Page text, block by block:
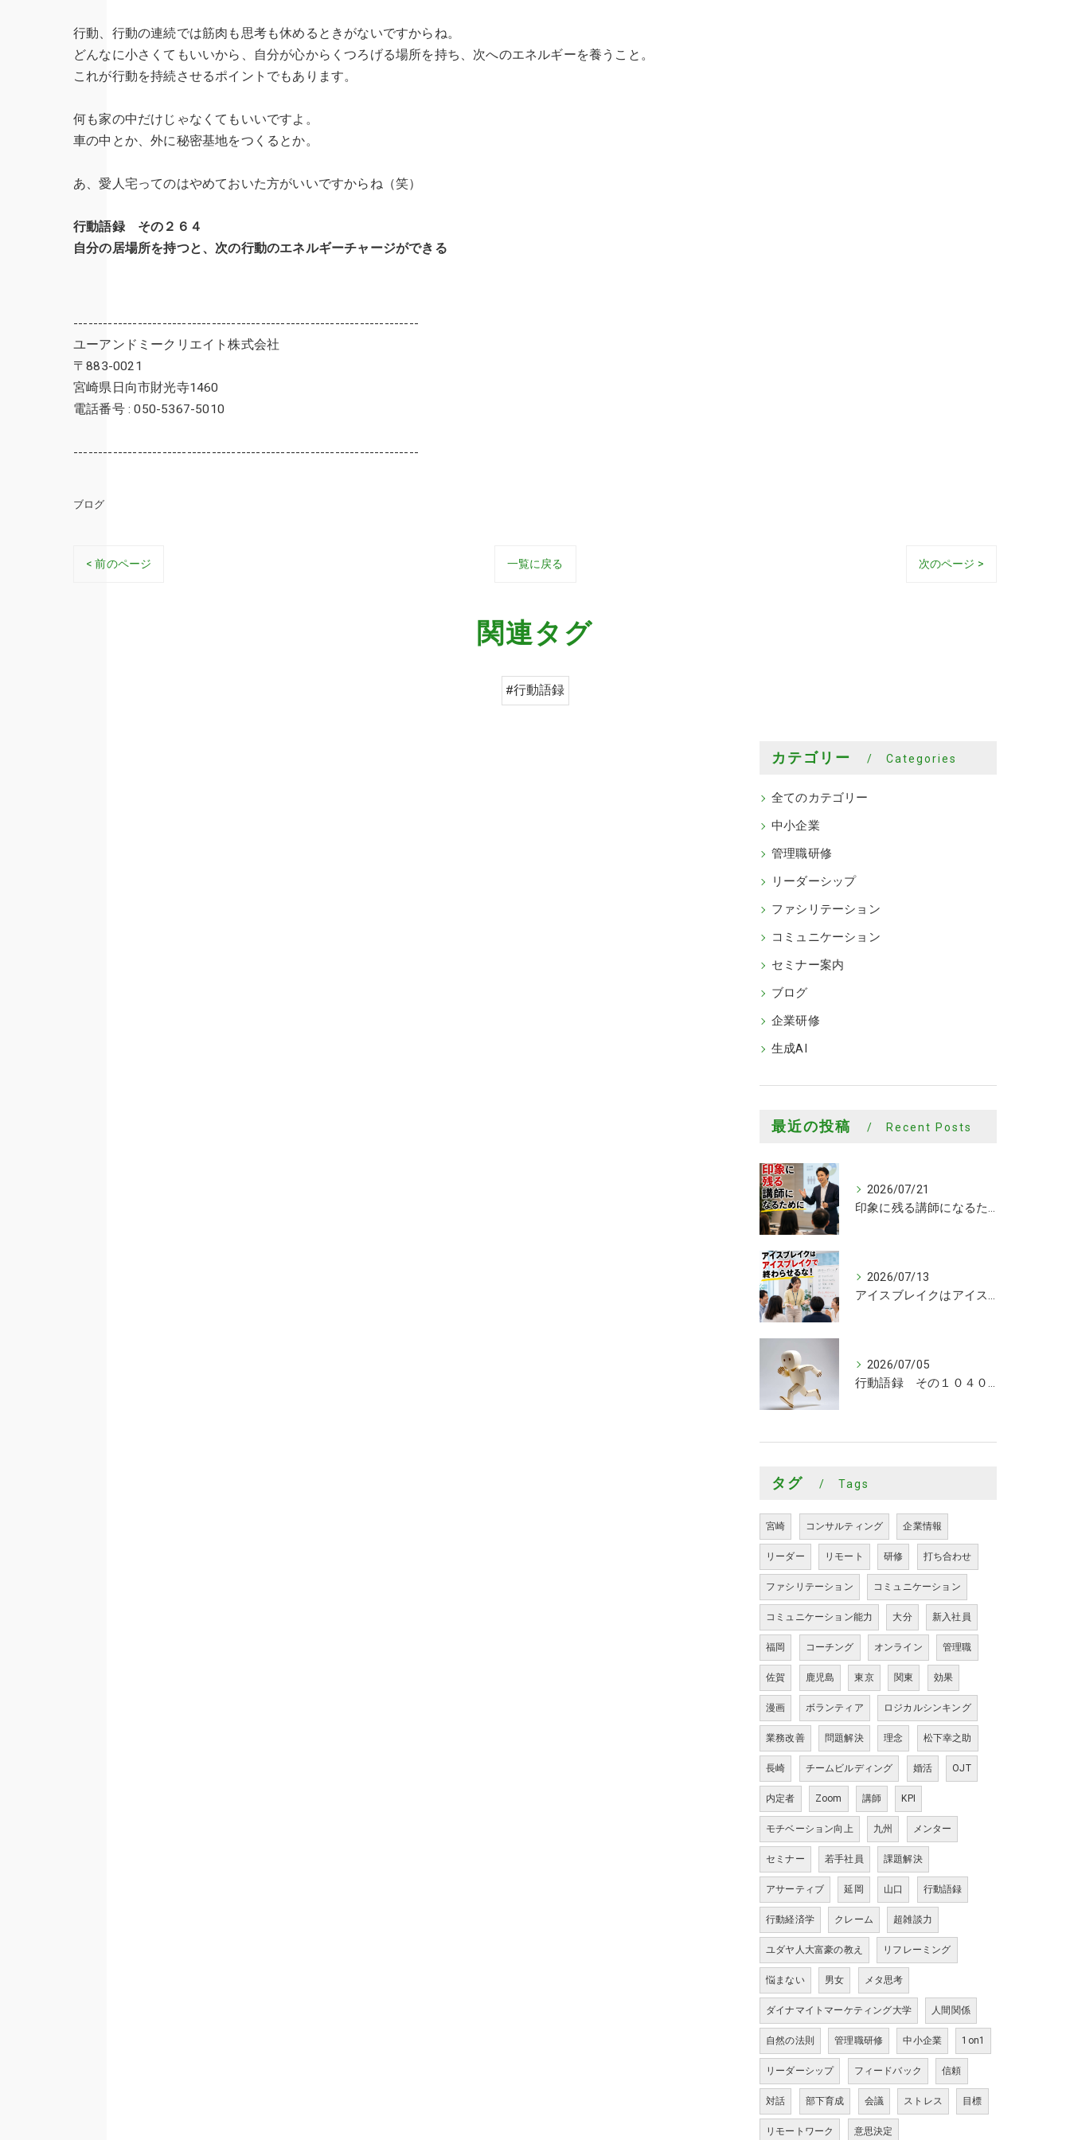
行動、行動の連続では筋肉も思考も休めるときがないですからね。
どんなに小さくてもいいから、自分が心からくつろげる場所を持ち、次へのエネルギーを養うこと。
これが行動を持続させるポイントでもあります。
何も家の中だけじゃなくてもいいですよ。
車の中とか、外に秘密基地をつくるとか。
あ、愛人宅ってのはやめておいた方がいいですからね（笑）
行動語録 その２６４
自分の居場所を持つと、次の行動のエネルギーチャージができる
----------------------------------------------------------------------
ユーアンドミークリエイト株式会社
〒883-0021
宮崎県日向市財光寺1460
電話番号 : 050-5367-5010
----------------------------------------------------------------------
ブログ
< 前のページ 一覧に戻る 次のページ >
関連タグ
#行動語録
カテゴリー Categories
全てのカテゴリー
中小企業
管理職研修
リーダーシップ
ファシリテーション
コミュニケーション
セミナー案内
ブログ
企業研修
生成AI
最近の投稿 Recent Posts
2026/07/21
印象に残る講師になるために
2026/07/13
アイスブレイクはアイスブレイクで終わらせるな！
2026/07/05
行動語録 その１０４０ 行動あるのみ！
タグ Tags
宮崎 コンサルティング 企業情報
リーダー リモート 研修 打ち合わせ
ファシリテーション コミュニケーション
コミュニケーション能力 大分 新入社員
福岡 コーチング オンライン 管理職
佐賀 鹿児島 東京 関東 効果
漫画 ボランティア ロジカルシンキング
業務改善 問題解決 理念 松下幸之助
長崎 チームビルディング 婚活 OJT
内定者 Zoom 講師 KPI
モチベーション向上 九州 メンター
セミナー 若手社員 課題解決
アサーティブ 延岡 山口 行動語録
行動経済学 クレーム 超雑談力
ユダヤ人大富豪の教え リフレーミング
悩まない 男女 メタ思考
ダイナマイトマーケティング大学 人間関係
自然の法則 管理職研修 中小企業 1on1
リーダーシップ フィードバック 信頼
対話 部下育成 会議 ストレス 目標
リモートワーク 意思決定